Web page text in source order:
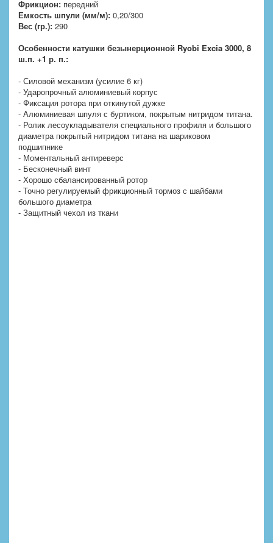
Фрикцион: передний
Емкость шпули (мм/м): 0,20/300
Вес (гр.): 290
Особенности катушки безынерционной Ryobi Excia 3000, 8
ш.п. +1 р. п.:
- Силовой механизм (усилие 6 кг)
- Ударопрочный алюминиевый корпус
- Фиксация ротора при откинутой дужке
- Алюминиевая шпуля с буртиком, покрытым нитридом титана.
- Ролик лесоукладывателя специального профиля и большого
диаметра покрытый нитридом титана на шариковом
подшипнике
- Моментальный антиреверс
- Бесконечный винт
- Хорошо сбалансированный ротор
- Точно регулируемый фрикционный тормоз с шайбами
большого диаметра
- Защитный чехол из ткани